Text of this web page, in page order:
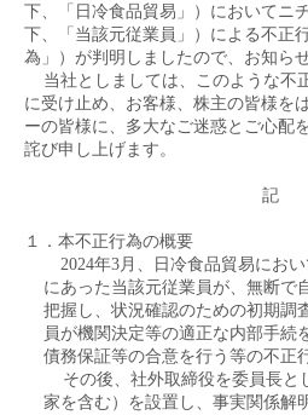
下、「日冷食品貿易」）においてニ
下、「当該元従業員」）による不正
為」）が判明しましたので、お知ら
当社としましては、このような不
に受け止め、お客様、株主の皆様を
ーの皆様に、多大なご迷惑とご心配
詫び申し上げます。
記
１．本不正行為の概要
2024年3月、日冷食品貿易にお
にあった当該元従業員が、無断で
把握し、状況確認のための初期調
員が機関決定等の適正な内部手続
債務保証等の合意を行う等の不正
その後、社外取締役を委員長と
家を含む）を設置し、事実関係解